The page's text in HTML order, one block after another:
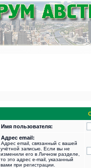
Имя пользователя:
Адрес email:
Адрес email, связанный с вашей
учётной записью. Если вы не
изменили его в Личном разделе,
то это адрес e-mail, указанный
вами при регистрации.